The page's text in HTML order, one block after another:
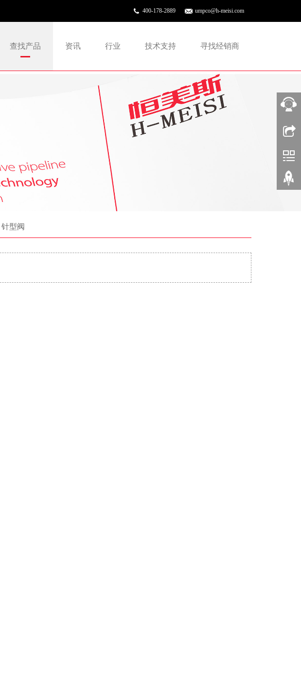
400-178-2889 umpco@h-meisi.com
查找产品 资讯 行业 技术支持 寻找经销商
针型阀